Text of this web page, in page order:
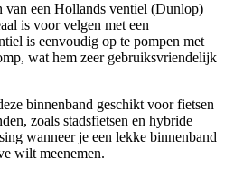
van een Hollands ventiel (Dunlop)
is voor velgen met een
is eenvoudig op te pompen met
wat hem zeer gebruiksvriendelijk
binnenband geschikt voor fietsen
zoals stadsfietsen en hybride
wanneer je een lekke binnenband
wilt meenemen.